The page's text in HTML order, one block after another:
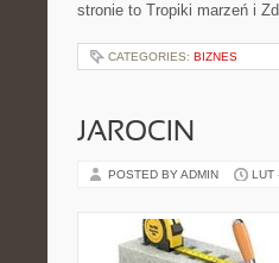
stronie to Tropiki marzeń i
CATEGORIES: BIZNES
JAROCIN
POSTED BY ADMIN LUT